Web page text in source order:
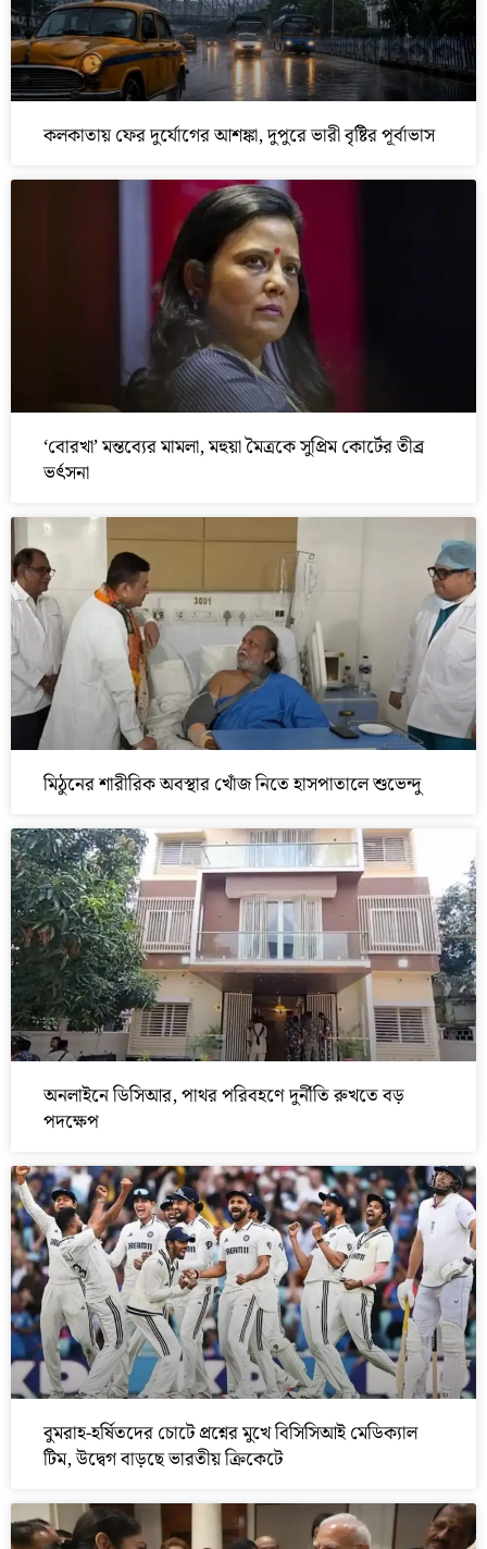
কলকাতায় ফের দুর্যোগের আশঙ্কা, দুপুরে ভারী বৃষ্টির পূর্বাভাস
‘বোরখা’ মন্তব্যের মামলা, মহুয়া মৈত্রকে সুপ্রিম কোর্টের তীব্র
ভর্ৎসনা
মিঠুনের শারীরিক অবস্থার খোঁজ নিতে হাসপাতালে শুভেন্দু
অনলাইনে ডিসিআর, পাথর পরিবহণে দুর্নীতি রুখতে বড়
পদক্ষেপ
বুমরাহ-হর্ষিতদের চোটে প্রশ্নের মুখে বিসিসিআই মেডিক্যাল
টিম, উদ্বেগ বাড়ছে ভারতীয় ক্রিকেটে